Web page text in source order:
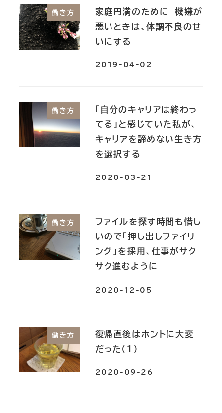
働き方
家庭円満のために 機嫌が
悪いときは、体調不良のせ
いにする
2019-04-02
働き方
「自分のキャリアは終わっ
てる」と感じていた私が、
キャリアを諦めない生き方
を選択する
2020-03-21
働き方
ファイルを探す時間も惜し
いので「押し出しファイリ
ング」を採用、仕事がサク
サク進むように
2020-12-05
働き方
復帰直後はホントに大変
だった(１)
2020-09-26